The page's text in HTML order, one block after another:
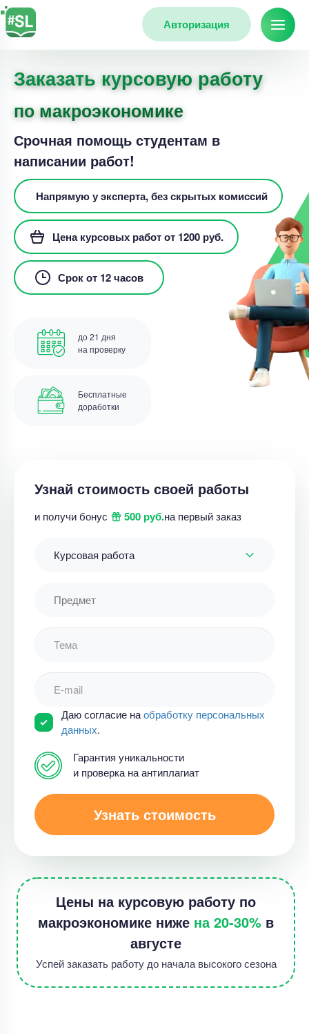
Авторизация
Заказать курсовую работу
по макроэкономике
Срочная помощь студентам в
написании работ!
Напрямую у эксперта, без скрытых комиссий
Цена курсовых работ от 1200 руб.
Срок от 12 часов
до 21 дня
на проверку
Бесплатные
доработки
Узнай стоимость своей работы
и получи бонус 500 руб.на первый заказ
Курсовая работа
Даю согласие наобработку персональных
данных.
Гарантия уникальности
и проверка на антиплагиат
Узнать стоимость
Цены на курсовую работу по
макроэкономике ниже на 20-30% в
августе
Успей заказать работу до начала высокого сезона